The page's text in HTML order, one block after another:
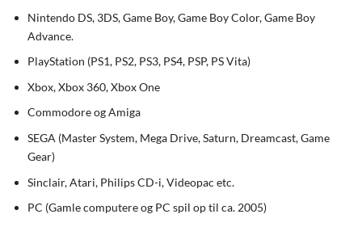
Nintendo DS, 3DS, Game Boy, Game Boy Color, Game Boy
Advance.
PlayStation (PS1, PS2, PS3, PS4, PSP, PS Vita)
Xbox, Xbox 360, Xbox One
Commodore og Amiga
SEGA (Master System, Mega Drive, Saturn, Dreamcast, Game
Gear)
Sinclair, Atari, Philips CD-i, Videopac etc.
PC (Gamle computere og PC spil op til ca. 2005)